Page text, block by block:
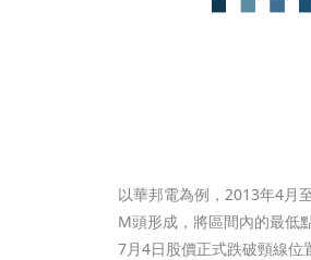
以華邦電為例，2013年4月
M頭形成，將區間內的最低
7月4日股價正式跌破頸線位